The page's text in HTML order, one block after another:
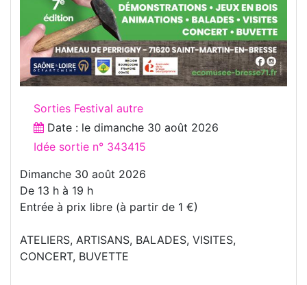
Sorties Festival autre
Date : le dimanche 30 août 2026
Idée sortie n° 343415
Dimanche 30 août 2026
De 13 h à 19 h
Entrée à prix libre (à partir de 1 €)
ATELIERS, ARTISANS, BALADES, VISITES,
CONCERT, BUVETTE